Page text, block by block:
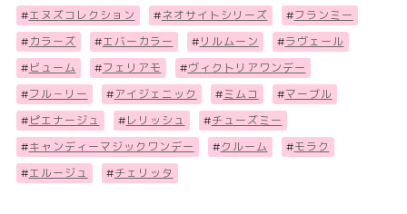
#エヌズコレクション #ネオサイトシリーズ #フランミー
# カラーズ #エバーカラー # リルムーン #ラヴェール
# ビューム #フェリアモ #ヴィクトリアワンデー
#フル－リー #アイジェニック #ミムコ #マーブル
# ピエナージュ # レリッシュ #チューズミー
#キャンディーマジックワンデー #クルーム #モラク
#エルージュ #チェリッタ